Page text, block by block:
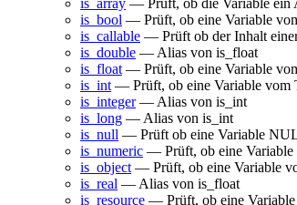
is_bool — Prüft, ob eine Variable
is_callable — Prüft ob der Inhalt
is_double — Alias von is_float
is_float — Prüft, ob eine Variable
is_int — Prüft, ob eine Variable vom
is_integer— Alias von is_int
is_long — Alias von is_int
is_null — Prüft ob eine Variable
is_numeric — Prüft, ob eine Variable
is_object — Prüft, ob eine Variable
is_real — Alias von is_float
is_resource — Prüft, ob eine Variable